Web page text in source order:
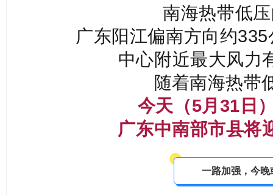
南海热带低
广东阳江偏南方向约
中心附近最大风力
随着南海热带
今天（5月31日
广东中南部市县将
一路加强，今晚